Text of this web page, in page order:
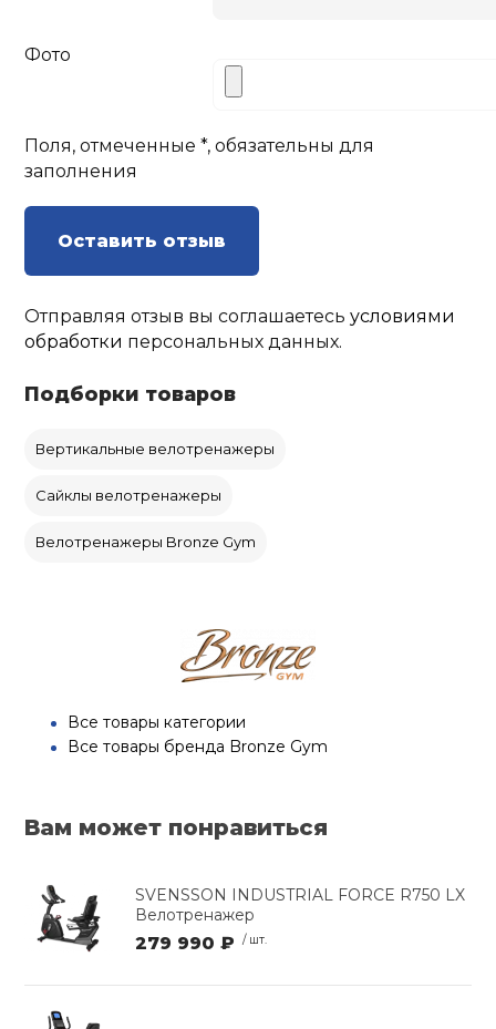
Фото
Поля, отмеченные *, обязательны для
заполнения
Оставить отзыв
Отправляя отзыв вы соглашаетесьусловиями
обработки персональных данных.
Подборки товаров
Вертикальные велотренажеры
Сайклы велотренажеры
Велотренажеры Bronze Gym
Все товары категории
Все товары бренда Bronze Gym
Вам может понравиться
SVENSSON INDUSTRIAL FORCE R750 LX
Велотренажер
279 990 ₽ / шт.